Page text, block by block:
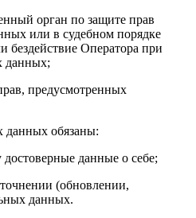
орган по защите прав
или в судебном порядке
бездействие Оператора при
данных;
предусмотренных
данных обязаны:
данные о себе;
(обновлении,
данных.